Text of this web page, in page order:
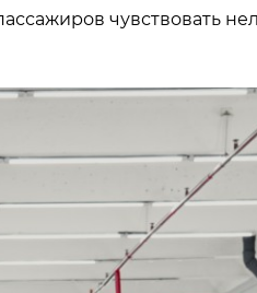
чувствовать